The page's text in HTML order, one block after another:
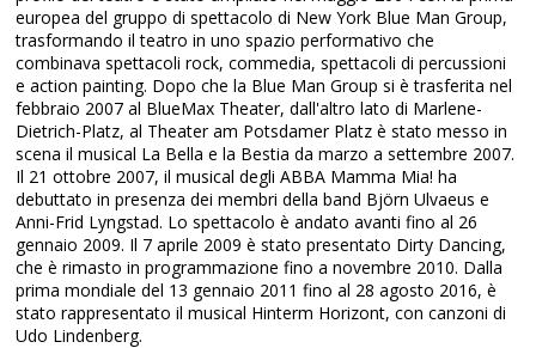
europea del gruppo di spettacolo di New York Blue Man Group,
trasformando il teatro in uno spazio performativo che
combinava spettacoli rock, commedia, spettacoli di percussioni
e action painting. Dopo che la Blue Man Group si è trasferita nel
febbraio 2007 al BlueMax Theater, dall'altro lato di Marlene-
Dietrich-Platz, al Theater am Potsdamer Platz è stato messo in
scena il musical La Bella e la Bestia da marzo a settembre 2007.
Il 21 ottobre 2007, il musical degli ABBA Mamma Mia! ha
debuttato in presenza dei membri della band Björn Ulvaeus e
Anni-Frid Lyngstad. Lo spettacolo è andato avanti fino al 26
gennaio 2009. Il 7 aprile 2009 è stato presentato Dirty Dancing,
che è rimasto in programmazione fino a novembre 2010. Dalla
prima mondiale del 13 gennaio 2011 fino al 28 agosto 2016, è
stato rappresentato il musical Hinterm Horizont, con canzoni di
Udo Lindenberg.